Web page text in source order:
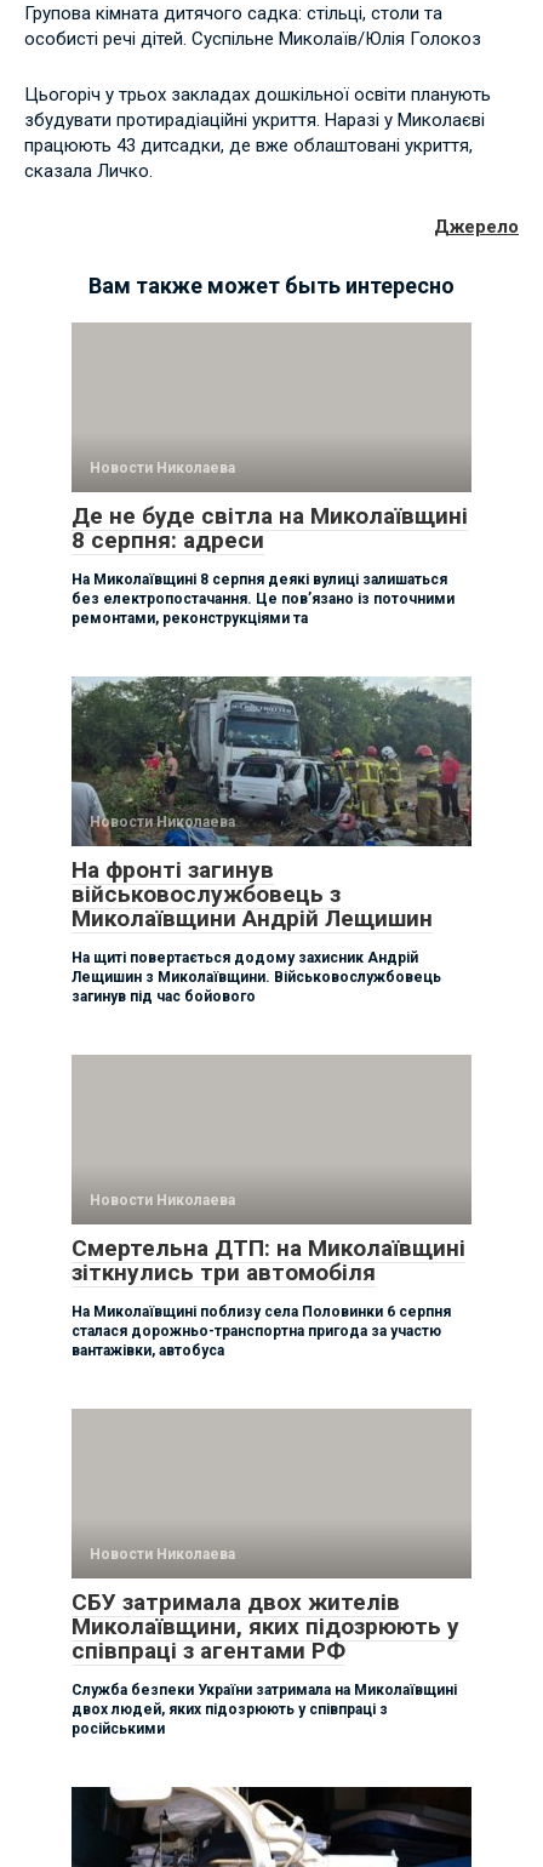
Групова кімната дитячого садка: стільці, столи та
особисті речі дітей. Суспільне Миколаїв/Юлія Голокоз
Цьогоріч у трьох закладах дошкільної освіти планують
збудувати протирадіаційні укриття. Наразі у Миколаєві
працюють 43 дитсадки, де вже облаштовані укриття,
сказала Личко.
Джерело
Вам также может быть интересно
Новости Николаева
Де не буде світла на Миколаївщині
8 серпня: адреси
На Миколаївщині 8 серпня деякі вулиці залишаться
без електропостачання. Це пов’язано із поточними
ремонтами, реконструкціями та
Новости Николаева
На фронті загинув
військовослужбовець з
Миколаївщини Андрій Лещишин
На щиті повертається додому захисник Андрій
Лещишин з Миколаївщини. Військовослужбовець
загинув під час бойового
Новости Николаева
Смертельна ДТП: на Миколаївщині
зіткнулись три автомобіля
На Миколаївщині поблизу села Половинки 6 серпня
сталася дорожньо-транспортна пригода за участю
вантажівки, автобуса
Новости Николаева
СБУ затримала двох жителів
Миколаївщини, яких підозрюють у
співпраці з агентами РФ
Служба безпеки України затримала на Миколаївщині
двох людей, яких підозрюють у співпраці з
російськими